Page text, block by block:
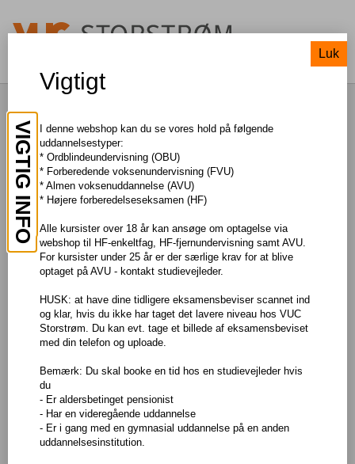
Matematik, G
TIL SØGNING
Pris: DKK 150,00
Om faget
Du lærer matematik på et grundlæggende niveau og arbejder
med brug af matematik i en række forskellige sammenhænge fra
både hverdagslivet og samfundslivet.
Læs mere om faget og eksamen påUddannelsesguiden
Du skal som hovedregel være fyldt 25 år, men der er undtagelser.
Hvis du vil vide mere, så kontakt en af vores vejledere.
Dertil skal du have forkundskaber der svarer til AVU-faget
matematik, Basis.
VIGTIG INFO
Vigtigt
I denne webshop kan du se vores hold på følgende
uddannelsestyper:
* Ordblindeundervisning (OBU)
* Forberedende voksenundervisning (FVU)
* Almen voksenuddannelse (AVU)
* Højere forberedelseseksamen (HF)
Alle kursister over 18 år kan ansøge om optagelse via
webshop til HF-enkeltfag, HF-fjernundervisning samt AVU.
For kursister under 25 år er der særlige krav for at blive
optaget på AVU - kontakt studievejleder.
HUSK: at have dine tidligere eksamensbeviser scannet ind
og klar, hvis du ikke har taget det lavere niveau hos VUC
Storstrøm. Du kan evt. tage et billede af eksamensbeviset
med din telefon og uploade.
Bemærk: Du skal booke en tid hos en studievejleder hvis
du
- Er aldersbetinget pensionist
- Har en videregående uddannelse
- Er i gang med en gymnasial uddannelse på en anden
uddannelsesinstitution.
Luk